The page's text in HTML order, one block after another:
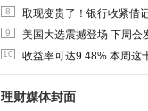
8 取现变贵了！银行收紧借
9 美国大选震撼登场 下周会
10 收益率可达9.48% 本周这
理财媒体封面